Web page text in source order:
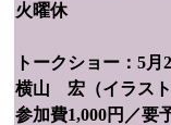
火曜休
トークショー：5
横山 宏（イラス
参加費1,000円／要